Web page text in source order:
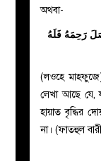
অথবা-
رَحِمَهُ فَلَهُ
(লওহে মাহফুজে)
লেখা আছে যে,
হায়াত বৃদ্ধির
না। (ফাতহুল